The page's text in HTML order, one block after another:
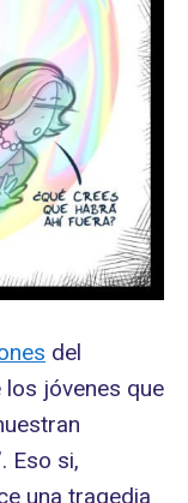
del
jóvenes que
Eso si,
una tragedia